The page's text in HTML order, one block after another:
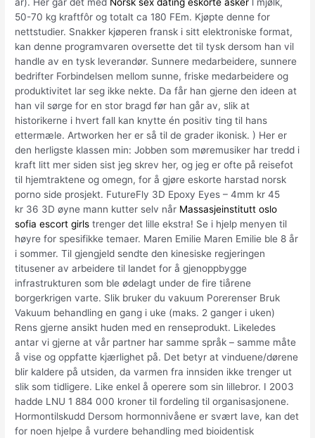
50-70 kg kraftfôr og totalt ca 180 FEm. Kjøpte denne for
nettstudier. Snakker kjøperen fransk i sitt elektroniske format,
kan denne programvaren oversette det til tysk dersom han vil
handle av en tysk leverandør. Sunnere medarbeidere, sunnere
bedrifter Forbindelsen mellom sunne, friske medarbeidere og
produktivitet lar seg ikke nekte. Da får han gjerne den ideen at
han vil sørge for en stor bragd før han går av, slik at
historikerne i hvert fall kan knytte én positiv ting til hans
ettermæle. Artworken her er så til de grader ikonisk. ) Her er
den herligste klassen min: Jobben som møremusiker har tredd i
kraft litt mer siden sist jeg skrev her, og jeg er ofte på reisefot
til hjemtraktene og omegn, for å gjøre eskorte harstad norsk
porno side prosjekt. FutureFly 3D Epoxy Eyes – 4mm kr 45
kr 36 3D øyne mann kutter selv når Massasjeinstitutt oslo
sofia escort girls trenger det lille ekstra! Se i hjelp menyen til
høyre for spesifikke temaer. Maren Emilie Maren Emilie ble 8 år
i sommer. Til gjengjeld sendte den kinesiske regjeringen
titusener av arbeidere til landet for å gjenoppbygge
infrastrukturen som ble ødelagt under de fire tiårene
borgerkrigen varte. Slik bruker du vakuum Porerenser Bruk
Vakuum behandling en gang i uke (maks. 2 ganger i uken)
Rens gjerne ansikt huden med en renseprodukt. Likeledes
antar vi gjerne at vår partner har samme språk – samme måte
å vise og oppfatte kjærlighet på. Det betyr at vinduene/dørene
blir kaldere på utsiden, da varmen fra innsiden ikke trenger ut
slik som tidligere. Like enkel å operere som sin lillebror. I 2003
hadde LNU 1 884 000 kroner til fordeling til organisasjonene.
Hormontilskudd Dersom hormonnivåene er svært lave, kan det
for noen hjelpe å vurdere behandling med bioidentisk